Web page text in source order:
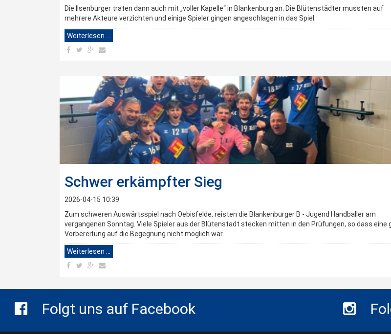
Die Ilsenburger traten dann auch mit „voller Kapelle“ in Blankenburg an. Die Blütenstädter mussten auf
mehrere Akteure verzichten und einige Spieler gingen angeschlagen in das Spiel.
Weiterlesen …
Schwer erkämpfter Sieg
2026-04-15 10:39
Zum schweren Auswärtsspiel nach Oebisfelde, reisten die Blankenburger B - Jugend Handballer am
vergangenen Sonntag. Viele Spieler aus der Blütenstadt stecken mitten in den Prüfungen, so dass eine
Vorbereitung auf die Begegnung nicht möglich war.
Weiterlesen …
Folgt uns auf Facebook